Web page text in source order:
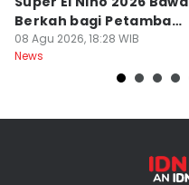
Berkah bagi Petambak
Garam
08 Agu 2026, 18:28 WIB
News